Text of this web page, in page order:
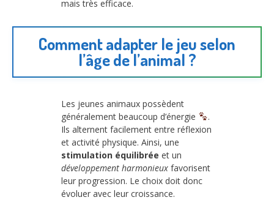
mais très efficace.
Comment adapter le jeu selon
l’âge de l’animal ?
Les jeunes animaux possèdent
généralement beaucoup d’énergie
.
Ils alternent facilement entre réflexion
et activité physique. Ainsi, une
stimulation équilibrée et un
développement harmonieux favorisent
leur progression. Le choix doit donc
évoluer avec leur croissance.